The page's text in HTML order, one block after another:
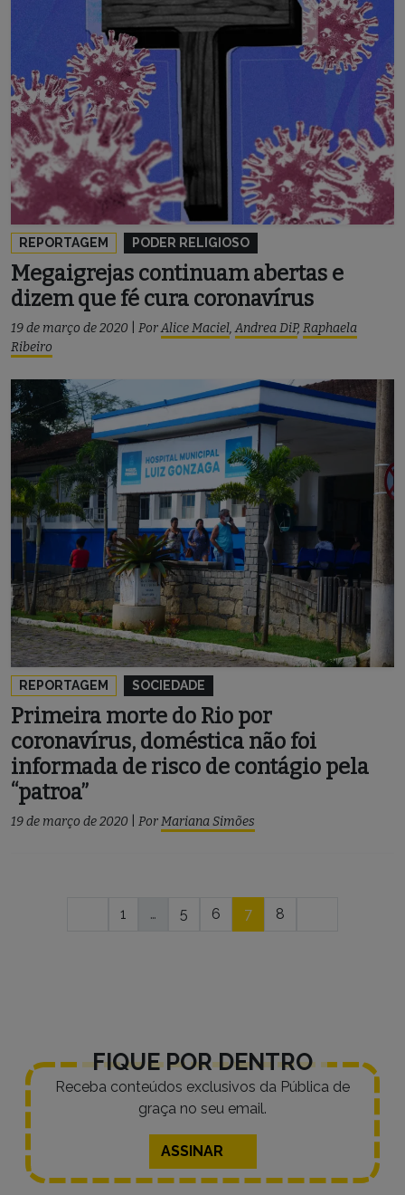
REPORTAGEM PODER RELIGIOSO
Megaigrejas continuam abertas e
dizem que fé cura coronavírus
19 de março de 2020 PorAlice Maciel,Andrea DiP, Raphaela
Ribeiro
REPORTAGEM SOCIEDADE
Primeira morte do Rio por
coronavírus, doméstica não foi
informada de risco de contágio pela
“patroa”
19 de março de 2020 PorMariana Simões
Navegação1 … 5 6 7 8
FIQUE POR DENTRO
Receba conteúdos exclusivos da Pública de
graça no seu email.
ASSINAR